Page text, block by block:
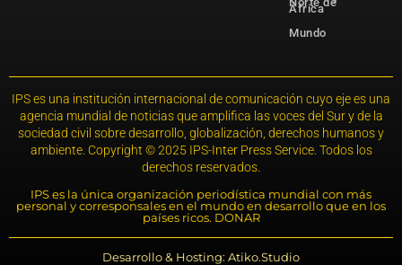
África
Mundo
IPS es una institución internacional de comunicación cuyo eje es una
agencia mundial de noticias que amplifica las voces del Sur y de la
sociedad civil sobre desarrollo, globalización, derechos humanos y
ambiente. Copyright © 2025 IPS-Inter Press Service. Todos los
derechos reservados.
IPS es la única organización periodística mundial con más
personal y corresponsales en el mundo en desarrollo que en los
países ricos. DONAR
Desarrollo & Hosting: Atiko.Studio